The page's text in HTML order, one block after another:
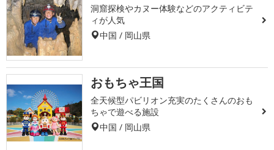
洞窟探検やカヌー体験などのアクティビテ
ィが人気
中国 / 岡山県
おもちゃ王国
全天候型パビリオン充実のたくさんのおも
ちゃで遊べる施設
中国 / 岡山県